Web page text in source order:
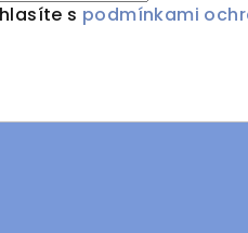
s podmínkami